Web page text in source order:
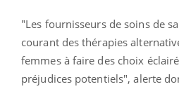
"Les fournisseurs de soins de
courant des thérapies
femmes à faire des choix
préjudices potentiels", alerte